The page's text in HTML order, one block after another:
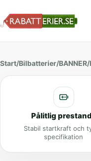
Start/Bilbatterier/BANNER/
Pålitlig
Stabil startkraft och
specifikation